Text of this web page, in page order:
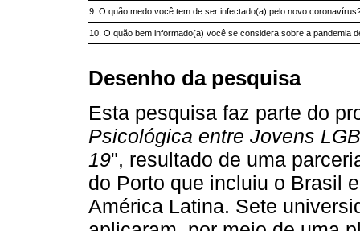
9. O quão medo você tem de ser infectado(a) pelo novo
10. O quão bem informado(a) você se considera sobre a pandemia
Desenho da pesquisa
Esta pesquisa faz parte do
Psicológica entre Jovens
19", resultado de uma
do Porto que incluiu o Brasil
América Latina. Sete